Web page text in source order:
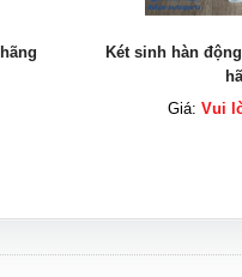
Bơm nhiên liệu
Giá:Vui